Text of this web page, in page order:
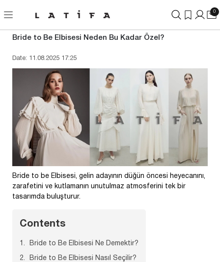
0
Bride to Be Elbisesi Neden Bu Kadar Özel?
Date: 11.08.2025 17:25
Bride to be Elbisesi, gelin adayının düğün öncesi heyecanını,
zarafetini ve kutlamanın unutulmaz atmosferini tek bir
tasarımda buluşturur.
Contents
Bride to Be Elbisesi Ne Demektir?
Bride to Be Elbisesi Nasıl Seçilir?